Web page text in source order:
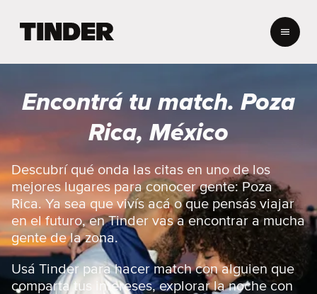
i
o
e
i
n
d
e
r
Encontrá tu match. Poza
Rica, México
Descubrí qué onda las citas en uno de los
mejores lugares para conocer gente: Poza
Rica. Ya sea que vivís acá o que pensás viajar
en el futuro, en Tinder vas a encontrar a mucha
gente de la zona.
Usá Tinder para hacer match con alguien que
comparta tus intereses, explorar la noche con